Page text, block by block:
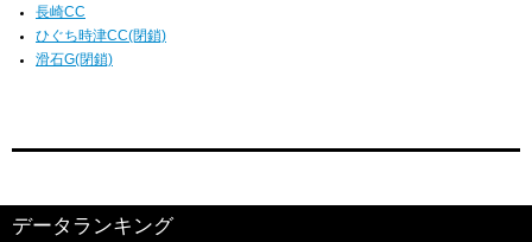
長崎CC
ひぐち時津CC(閉鎖)
滑石G(閉鎖)
データランキング